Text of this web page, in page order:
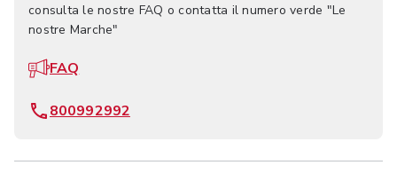
consulta le nostre FAQ o contatta il numero verde "Le
nostre Marche"
FAQ
800992992